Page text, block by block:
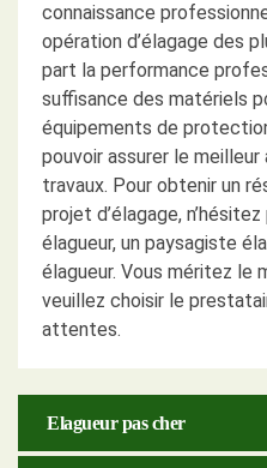
connaissance
opération d’élagage des
part la performance
suffisance des matériels
équipements de
pouvoir assurer le
travaux. Pour obtenir un
projet d’élagage,
élagueur, un paysagiste
élagueur. Vous méritez le
veuillez choisir le
attentes.
Elagueur pas cher